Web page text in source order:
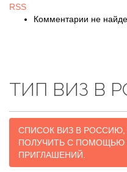
RSS
Комментарии не
ТИП ВИЗ В
СПИСОК ВИЗ В
ПОЛУЧИТЬ С ПОМОЩЬЮ
ПРИГЛАШЕНИЙ.